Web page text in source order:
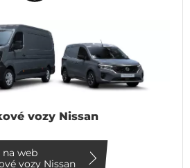
vozy Nissan
web
vozy Nissan